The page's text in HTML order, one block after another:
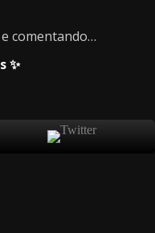
comentando…
✨